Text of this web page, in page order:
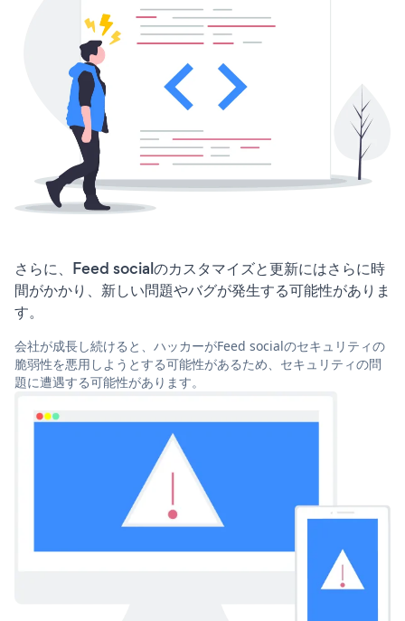
さらに、Feed socialのカスタマイズと更新にはさらに時
間がかかり、新しい問題やバグが発生する可能性がありま
す。
会社が成長し続けると、ハッカーがFeed socialのセキュリティの
脆弱性を悪用しようとする可能性があるため、セキュリティの問
題に遭遇する可能性があります。